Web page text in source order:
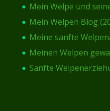
Mein Welpe und
Mein Welpen Blog
Meine sanfte
Meinen Welpen
Sanfte